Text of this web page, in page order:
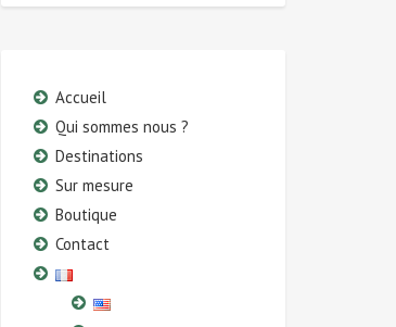
Accueil
Qui sommes nous ?
Destinations
Sur mesure
Boutique
Contact